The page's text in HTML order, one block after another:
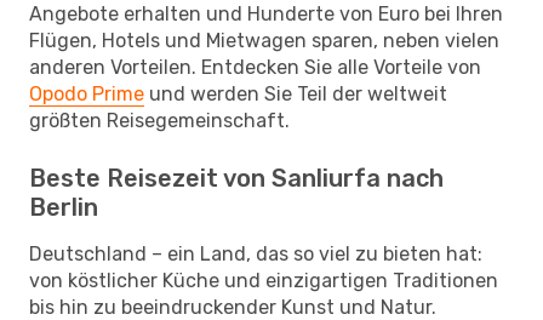
Angebote erhalten und Hunderte von Euro bei Ihren
Flügen, Hotels und Mietwagen sparen, neben vielen
anderen Vorteilen. Entdecken Sie alle Vorteile von
Opodo Prime und werden Sie Teil der weltweit
größten Reisegemeinschaft.
Beste Reisezeit von Sanliurfa nach
Berlin
Deutschland – ein Land, das so viel zu bieten hat:
von köstlicher Küche und einzigartigen Traditionen
bis hin zu beeindruckender Kunst und Natur.